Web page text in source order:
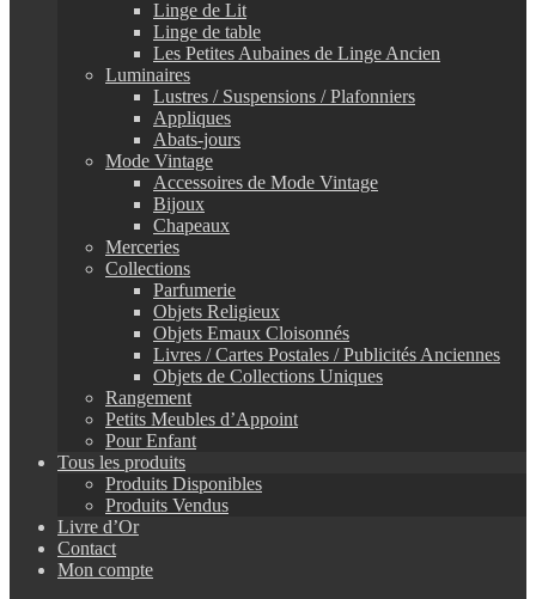
Linge de Lit
Linge de table
Les Petites Aubaines de Linge Ancien
Luminaires
Lustres / Suspensions / Plafonniers
Appliques
Abats-jours
Mode Vintage
Accessoires de Mode Vintage
Bijoux
Chapeaux
Merceries
Collections
Parfumerie
Objets Religieux
Objets Emaux Cloisonnés
Livres / Cartes Postales / Publicités Anciennes
Objets de Collections Uniques
Rangement
Petits Meubles d’Appoint
Pour Enfant
Tous les produits
Produits Disponibles
Produits Vendus
Livre d’Or
Contact
Mon compte